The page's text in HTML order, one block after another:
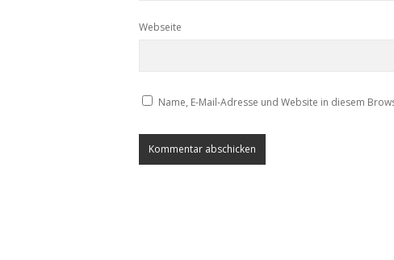
Webseite
Name, E-Mail-Adresse und Website in diesem